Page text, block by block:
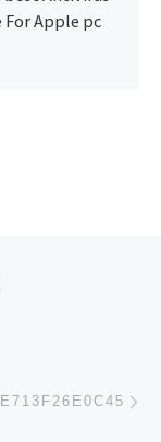
For Apple pc